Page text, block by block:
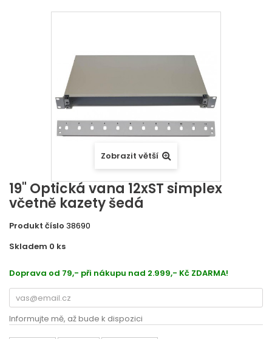
Zobrazit větší
19" Optická vana 12xST simplex
včetně kazety šedá
Produkt číslo 38690
Skladem 0 ks
Doprava od 79,- při nákupu nad 2.999,- Kč ZDARMA!
Informujte mě, až bude k dispozici